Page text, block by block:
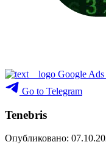
Google
Go to Telegram
Tenebris
Опубликовано: